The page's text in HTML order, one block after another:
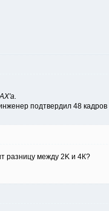
подтвердил 48 кадров
разницу между 2K и 4К?